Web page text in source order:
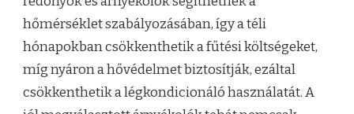
hőmérséklet szabályozásában, így a téli
hónapokban csökkenthetik a fűtési költségeket,
míg nyáron a hővédelmet biztosítják, ezáltal
csökkenthetik a légkondicionáló használatát. A